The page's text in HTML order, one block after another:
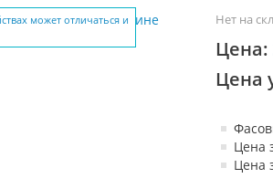
может отличаться и
Нет на
Цена:
Цена
Цена
Цена